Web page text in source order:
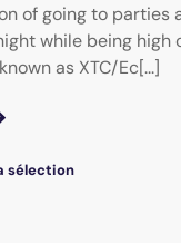
of going to parties
while being high
as XTC/Ec[...]
sélection